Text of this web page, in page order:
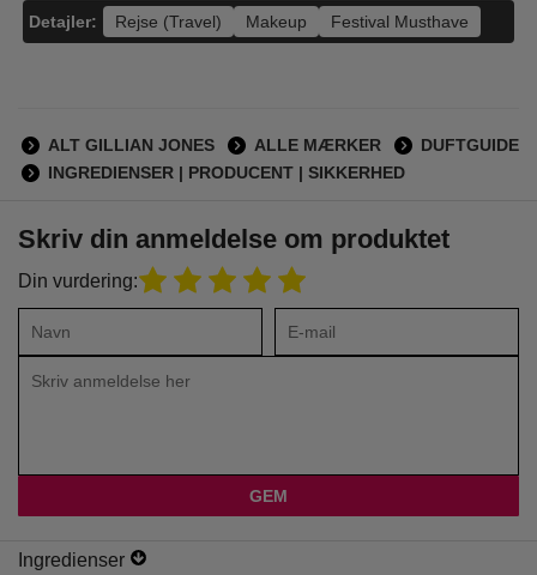
Detajler: Rejse (Travel) Makeup Festival Musthave
ALT GILLIAN JONES ALLE MÆRKER
DUFTGUIDE
INGREDIENSER | PRODUCENT | SIKKERHED
Skriv din anmeldelse om produktet
Din vurdering:
Ingredienser